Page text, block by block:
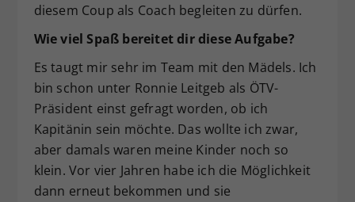
diesem Coup als Coach begleiten zu dürfen.
Wie viel Spaß bereitet dir diese Aufgabe?
Es taugt mir sehr im Team mit den Mädels. Ich
bin schon unter Ronnie Leitgeb als ÖTV-
Präsident einst gefragt worden, ob ich
Kapitänin sein möchte. Das wollte ich zwar,
aber damals waren meine Kinder noch so
klein. Vor vier Jahren habe ich die Möglichkeit
dann erneut bekommen und sie